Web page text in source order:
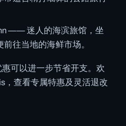
—— 迷人的海滨旅馆，坐
往当地的海鲜市场。
可以进一步节省开支。欢
，查看专属特惠及灵活退改